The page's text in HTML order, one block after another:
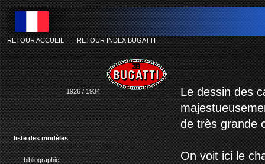
liste des modèles
bibliographie
RETOUR ACCUEIL-RETOUR INDEX BUGATTI
1926 / 1934
Le dessin des
de très grande
On voit ici le